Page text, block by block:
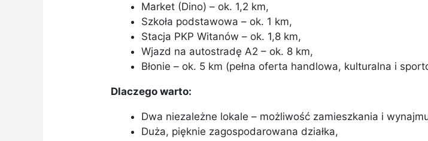
Market (Dino) – ok. 1,2 km,
Szkoła podstawowa – ok. 1 km,
Stacja PKP Witanów – ok. 1,8 km,
Wjazd na autostradę A2 – ok. 8 km,
Błonie – ok. 5 km (pełna oferta handlowa, kulturalna i
Dlaczego warto:
Dwa niezależne lokale – możliwość zamieszkania i
Duża, pięknie zagospodarowana działka,